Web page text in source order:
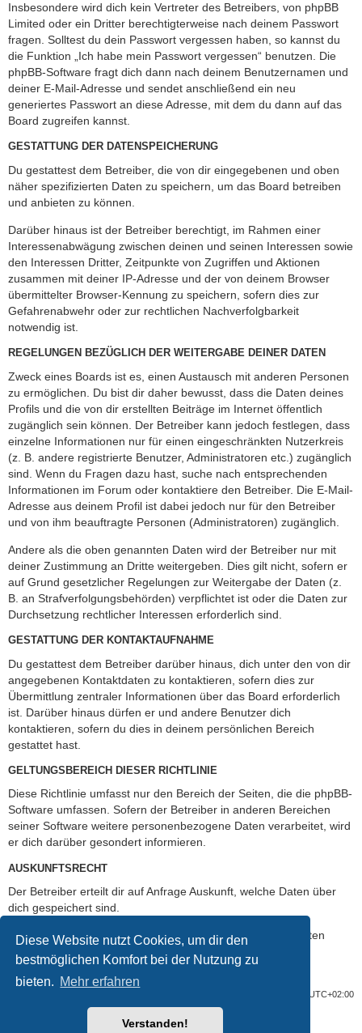
Diese Website nutzt Cookies, um dir den
bestmöglichen Komfort bei der Nutzung zu
bieten. Mehr erfahren
Verstanden!
Insbesondere wird dich kein Vertreter des Betreibers, von phpBB
Limited oder ein Dritter berechtigterweise nach deinem Passwort
fragen. Solltest du dein Passwort vergessen haben, so kannst du
die Funktion „Ich habe mein Passwort vergessen“ benutzen. Die
phpBB-Software fragt dich dann nach deinem Benutzernamen und
deiner E-Mail-Adresse und sendet anschließend ein neu
generiertes Passwort an diese Adresse, mit dem du dann auf das
Board zugreifen kannst.
GESTATTUNG DER DATENSPEICHERUNG
Du gestattest dem Betreiber, die von dir eingegebenen und oben
näher spezifizierten Daten zu speichern, um das Board betreiben
und anbieten zu können.
Darüber hinaus ist der Betreiber berechtigt, im Rahmen einer
Interessenabwägung zwischen deinen und seinen Interessen sowie
den Interessen Dritter, Zeitpunkte von Zugriffen und Aktionen
zusammen mit deiner IP-Adresse und der von deinem Browser
übermittelter Browser-Kennung zu speichern, sofern dies zur
Gefahrenabwehr oder zur rechtlichen Nachverfolgbarkeit
notwendig ist.
REGELUNGEN BEZÜGLICH DER WEITERGABE DEINER DATEN
Zweck eines Boards ist es, einen Austausch mit anderen Personen
zu ermöglichen. Du bist dir daher bewusst, dass die Daten deines
Profils und die von dir erstellten Beiträge im Internet öffentlich
zugänglich sein können. Der Betreiber kann jedoch festlegen, dass
einzelne Informationen nur für einen eingeschränkten Nutzerkreis
(z. B. andere registrierte Benutzer, Administratoren etc.) zugänglich
sind. Wenn du Fragen dazu hast, suche nach entsprechenden
Informationen im Forum oder kontaktiere den Betreiber. Die E-Mail-
Adresse aus deinem Profil ist dabei jedoch nur für den Betreiber
und von ihm beauftragte Personen (Administratoren) zugänglich.
Andere als die oben genannten Daten wird der Betreiber nur mit
deiner Zustimmung an Dritte weitergeben. Dies gilt nicht, sofern er
auf Grund gesetzlicher Regelungen zur Weitergabe der Daten (z.
B. an Strafverfolgungsbehörden) verpflichtet ist oder die Daten zur
Durchsetzung rechtlicher Interessen erforderlich sind.
GESTATTUNG DER KONTAKTAUFNAHME
Du gestattest dem Betreiber darüber hinaus, dich unter den von dir
angegebenen Kontaktdaten zu kontaktieren, sofern dies zur
Übermittlung zentraler Informationen über das Board erforderlich
ist. Darüber hinaus dürfen er und andere Benutzer dich
kontaktieren, sofern du dies in deinem persönlichen Bereich
gestattet hast.
GELTUNGSBEREICH DIESER RICHTLINIE
Diese Richtlinie umfasst nur den Bereich der Seiten, die die phpBB-
Software umfassen. Sofern der Betreiber in anderen Bereichen
seiner Software weitere personenbezogene Daten verarbeitet, wird
er dich darüber gesondert informieren.
AUSKUNFTSRECHT
Der Betreiber erteilt dir auf Anfrage Auskunft, welche Daten über
dich gespeichert sind.
Du kannst jederzeit die Löschung bzw. Sperrung deiner Daten
verlangen. Kontaktiere hierzu bitte den Betreiber.
UTC+02:00
Powered byphpBB® Forum Software © phpBB Limited